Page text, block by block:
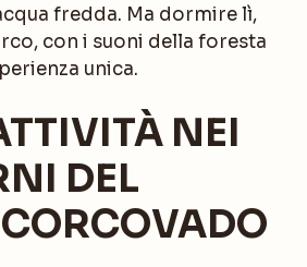
fredda. Ma dormire lì,
con i suoni della foresta
unica.
NEI
DEL